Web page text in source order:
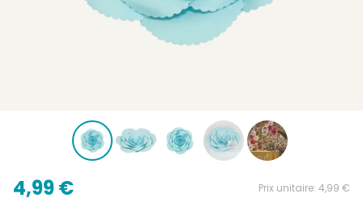
4,99 € Prix unitaire: 4,99 €